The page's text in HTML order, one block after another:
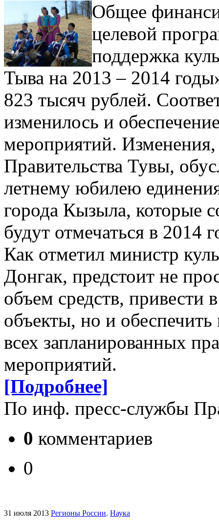
Общее
целевой
поддержка
Тыва на 2013 – 2014
823 тысяч рублей.
изменилось и
мероприятий.
Правительства Тувы,
летнему юбилею
города Кызыла, которые
будут отмечаться в 2014
Как отметил министр
Донгак, предстоит не
объем средств, привести
объекты, но и
всех запланированных
мероприятий.
[Подробнее]
По инф. пресс-службы
0 комментариев
0
31 июля 2013 Регионы России. Наука